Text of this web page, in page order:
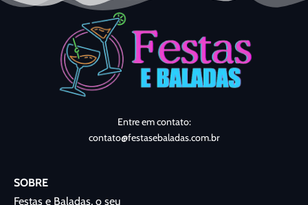
Entre em contato:
contato@festasebaladas.com.br
SOBRE
Festas e Baladas, o seu